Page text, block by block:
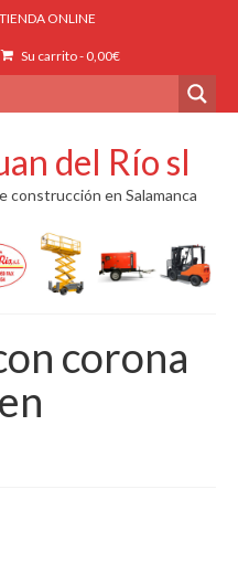
TIENDA ONLINE
Su carrito- 0,00€
del Río sl
construcción en Salamanca
corona